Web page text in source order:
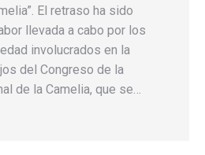
El retraso ha sido
llevada a cabo por los
involucrados en la
del Congreso de la
de la Camelia, que se…